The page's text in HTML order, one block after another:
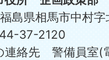
島県相馬市中村
37-2120
連絡先 警備員室